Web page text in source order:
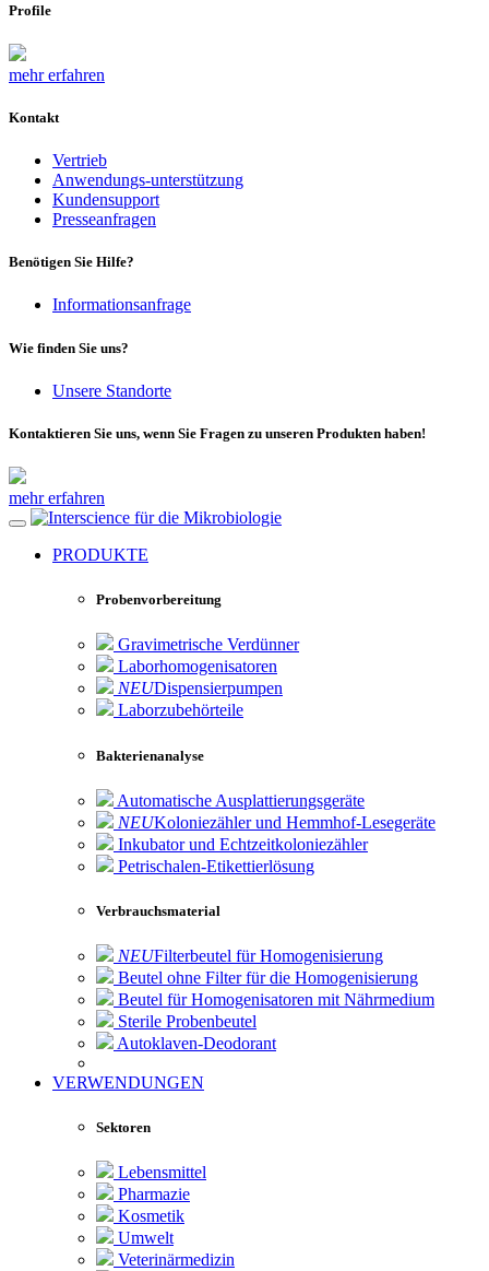
Profile
mehr erfahren
Kontakt
Vertrieb
Anwendungs-unterstützung
Kundensupport
Presseanfragen
Benötigen Sie Hilfe?
Informationsanfrage
Wie finden Sie uns?
Unsere Standorte
Kontaktieren Sie uns, wenn Sie Fragen zu unseren Produkten haben!
mehr erfahren
für die Mikrobiologie
PRODUKTE
Probenvorbereitung
Gravimetrische Verdünner
Laborhomogenisatoren
NEUDispensierpumpen
Laborzubehörteile
Bakterienanalyse
Automatische Ausplattierungsgeräte
NEUKoloniezähler und Hemmhof-Lesegeräte
Inkubator und Echtzeitkoloniezähler
Petrischalen-Etikettierlösung
Verbrauchsmaterial
NEUFilterbeutel für Homogenisierung
Beutel ohne Filter für die Homogenisierung
Beutel für Homogenisatoren mit Nährmedium
Sterile Probenbeutel
Autoklaven-Deodorant
VERWENDUNGEN
Sektoren
Lebensmittel
Pharmazie
Kosmetik
Umwelt
Veterinärmedizin